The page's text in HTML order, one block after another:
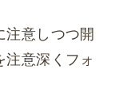
注意しつつ開
意深くフォ